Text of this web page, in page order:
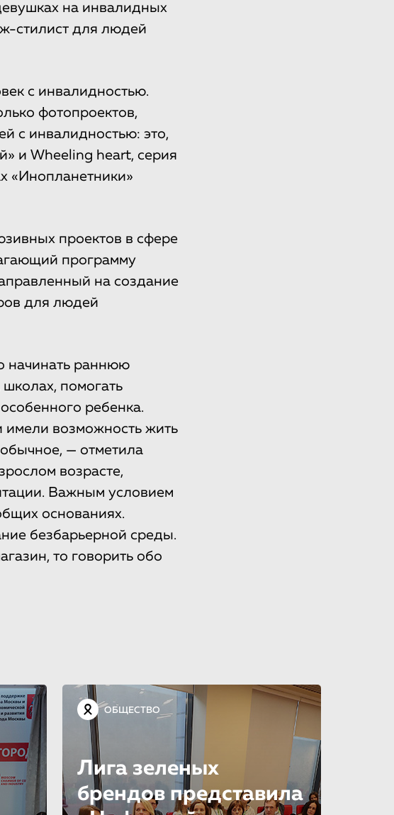
на инвалидных
стилист для людей
с инвалидностью.
фотопроектов,
с инвалидностью: это,
и Wheeling heart, серия
«Инопланетники»
проектов в сфере
программу
на создание
для людей
начинать раннюю
помогать
ребенка.
имели возможность жить
— отметила
возрасте,
Важным условием
основаниях.
безбарьерной среды.
то говорить обо
ОБЩЕСТВО
Лига зеленых
брендов представила